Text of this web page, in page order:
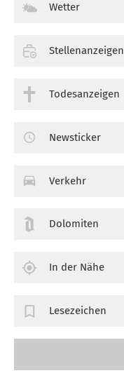
Wetter
Stellenanzeigen
Todesanzeigen
Newsticker
Verkehr
Dolomiten
In der Nähe
Lesezeichen